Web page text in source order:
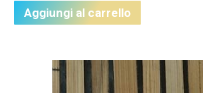
Aggiungi al carrello